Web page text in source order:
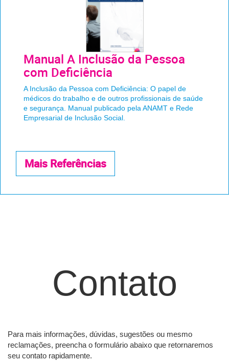
Manual A Inclusão da Pessoa
com Deficiência
A Inclusão da Pessoa com Deficiência: O papel de
médicos do trabalho e de outros profissionais de saúde
e segurança. Manual publicado pela ANAMT e Rede
Empresarial de Inclusão Social.
Mais Referências
Contato
Para mais informações, dúvidas, sugestões ou mesmo
reclamações, preencha o formulário abaixo que retornaremos
seu contato rapidamente.